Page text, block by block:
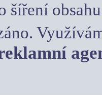
šíření